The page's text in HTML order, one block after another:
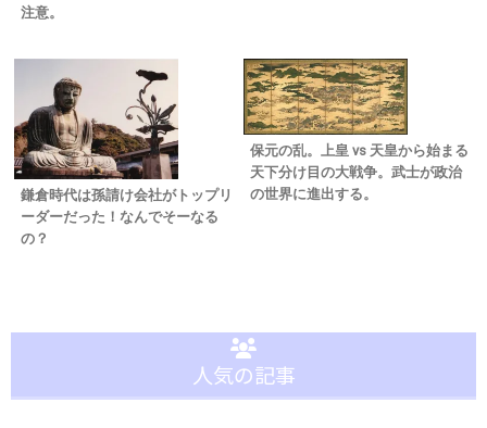
注意。
鎌倉時代は孫請け会社がトップリ
ーダーだった！なんでそーなる
の？
保元の乱。上皇 vs 天皇から始まる
天下分け目の大戦争。武士が政治
の世界に進出する。
人気の記事